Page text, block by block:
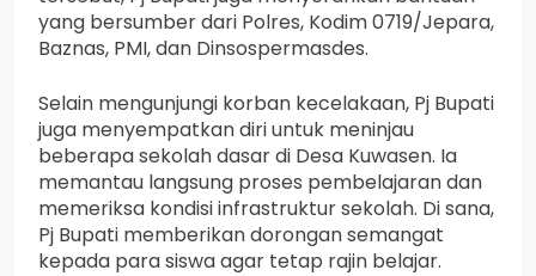
yang bersumber dari Polres, Kodim 0719/Jepara,
Baznas, PMI, dan Dinsospermasdes.
Selain mengunjungi korban kecelakaan, Pj Bupati
juga menyempatkan diri untuk meninjau
beberapa sekolah dasar di Desa Kuwasen. Ia
memantau langsung proses pembelajaran dan
memeriksa kondisi infrastruktur sekolah. Di sana,
Pj Bupati memberikan dorongan semangat
kepada para siswa agar tetap rajin belajar.